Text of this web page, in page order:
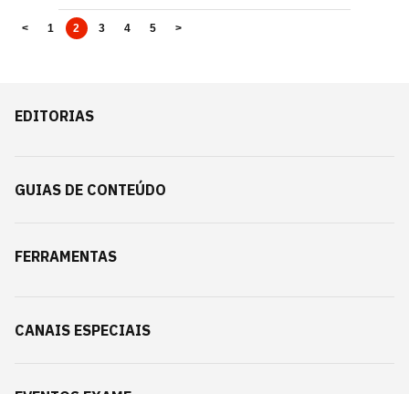
< 1 2 3 4 5 >
EDITORIAS
GUIAS DE CONTEÚDO
FERRAMENTAS
CANAIS ESPECIAIS